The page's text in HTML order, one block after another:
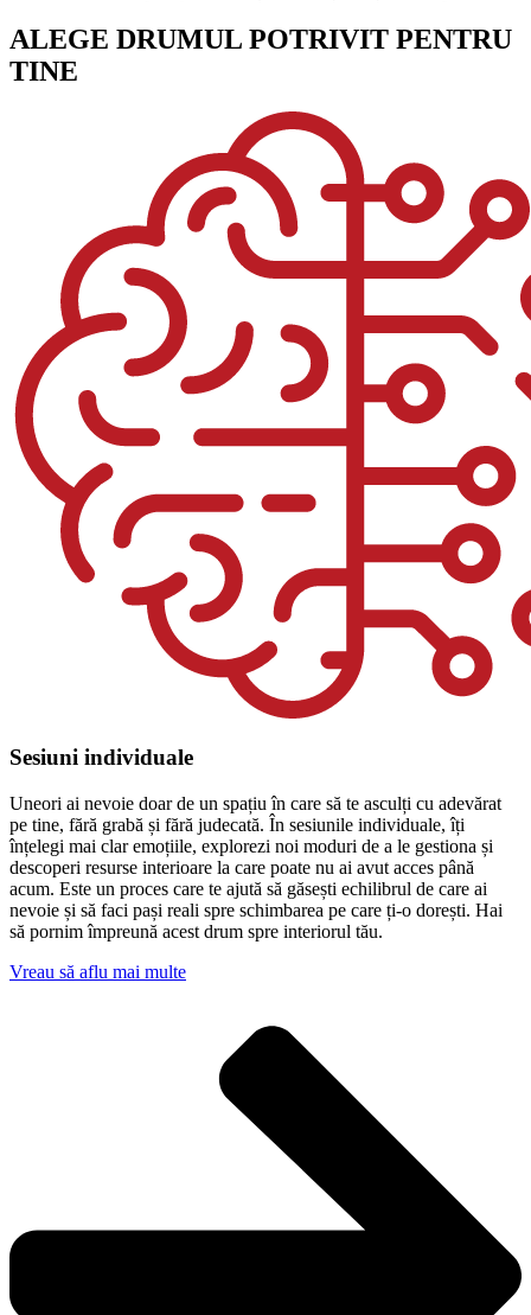
ALEGE DRUMUL POTRIVIT PENTRU
TINE
Sesiuni individuale
Uneori ai nevoie doar de un spațiu în care să te asculți cu adevărat
pe tine, fără grabă și fără judecată. În sesiunile individuale, îți
înțelegi mai clar emoțiile, explorezi noi moduri de a le gestiona și
descoperi resurse interioare la care poate nu ai avut acces până
acum. Este un proces care te ajută să găsești echilibrul de care ai
nevoie și să faci pași reali spre schimbarea pe care ți-o dorești. Hai
să pornim împreună acest drum spre interiorul tău.
Vreau să aflu mai multe